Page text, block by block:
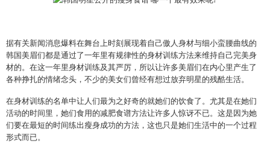
据有关新闻消息爆料在舞台上时刻展现着自己傲人身材与细小蛮腰曲线的
韩国美眉们都是通过了一年里有规律性的身材训练方法来维持自己完美身
材的。在这一年里身材训练及其严厉，所以让许多美眉们在内心里产生了
各种挣扎的情绪念头，不少的美女们曾经有想过放弃明星的残酷生活。
在身材训练的名单中让人们最为之好奇的就她们的饮食了。尤其是在她们
活动的时间里，她们食用的减肥食谱方法让许多人惊讶不已。这是因为她
们要在最短的时间练出瘦身成功的方法，这也只是她们生活中的一个过程
形式而已。